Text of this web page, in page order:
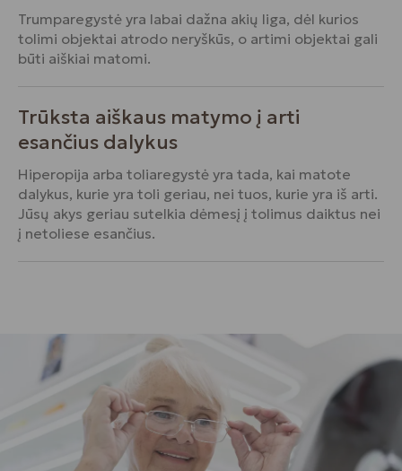
Trumparegystė yra labai dažna akių liga, dėl kurios
tolimi objektai atrodo neryškūs, o artimi objektai gali
būti aiškiai matomi.
Trūksta aiškaus matymo į arti
esančius dalykus
Hiperopija arba toliaregystė yra tada, kai matote
dalykus, kurie yra toli geriau, nei tuos, kurie yra iš arti.
Jūsų akys geriau sutelkia dėmesį į tolimus daiktus nei
į netoliese esančius.